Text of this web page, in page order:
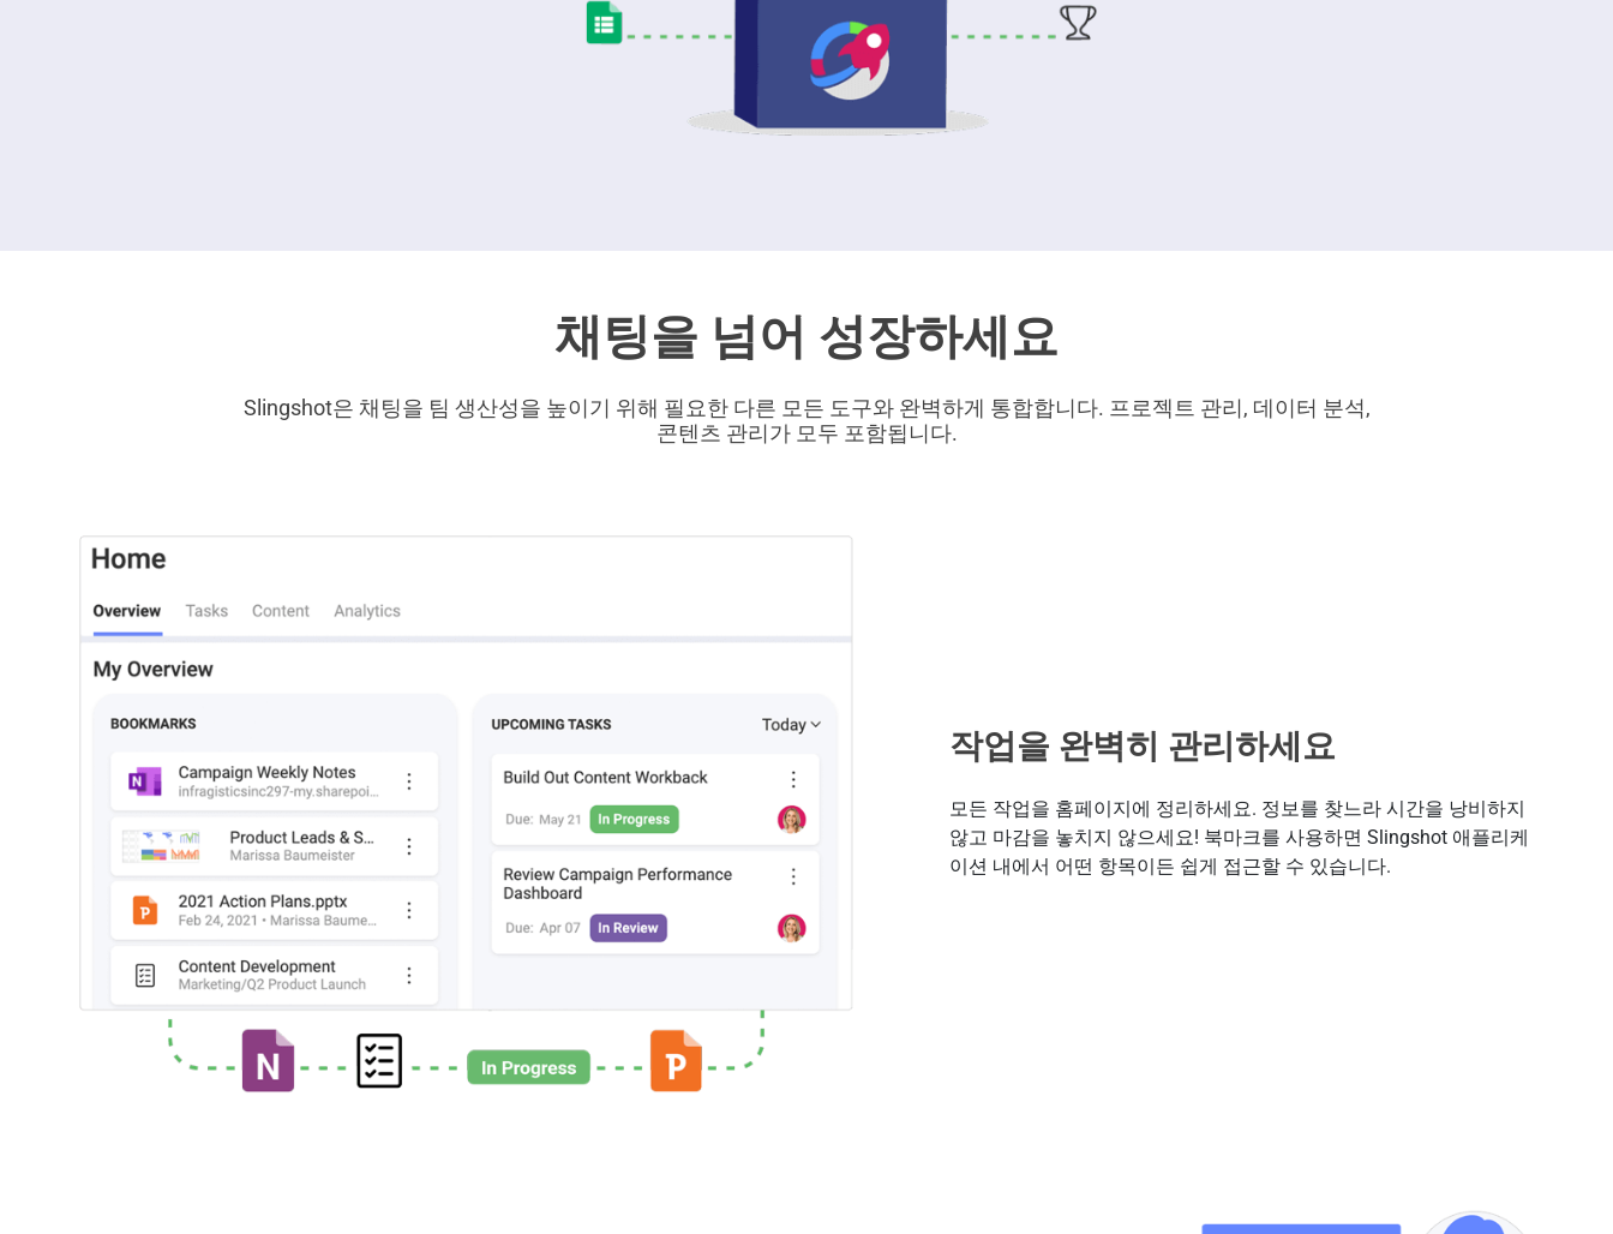
채팅을 넘어 성장하세요
Slingshot은 채팅을 팀 생산성을 높이기 위해 필요한 다른 모든 도구와 완벽하게 통합합니다. 프로젝트 관리, 데이터 분석,
콘텐츠 관리가 모두 포함됩니다.
작업을 완벽히 관리하세요
모든 작업을 홈페이지에 정리하세요. 정보를 찾느라 시간을 낭비하지
않고 마감을 놓치지 않으세요! 북마크를 사용하면 Slingshot 애플리케
이션 내에서 어떤 항목이든 쉽게 접근할 수 있습니다.